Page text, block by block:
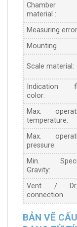
Chamber
material :
Measuring
Mounting
Scale material:
Indication
color:
Max.
temperature:
Max.
pressure:
Min.
Gravity:
Vent /
connection
BẢN VẼ